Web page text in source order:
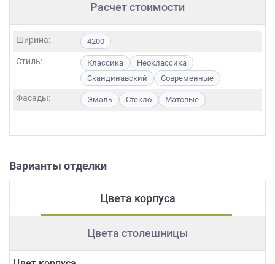
Расчет стоимости
Ширина: 4200
Стиль: Классика
Неоклассика
Скандинавский
Современные
Фасады: Эмаль Стекло Матовые
Варианты отделки
Цвета корпуса
Цвета столешницы